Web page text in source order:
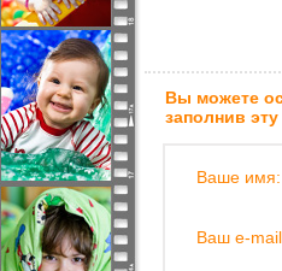
Вы можете
заполнив
Ваше имя:
Ваш e-